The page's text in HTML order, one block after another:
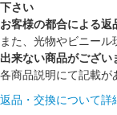
下さい
お客様の都合による返
また、光物やビニー
出来ない商品がござい
各商品説明にて記載が
返品・交換について詳